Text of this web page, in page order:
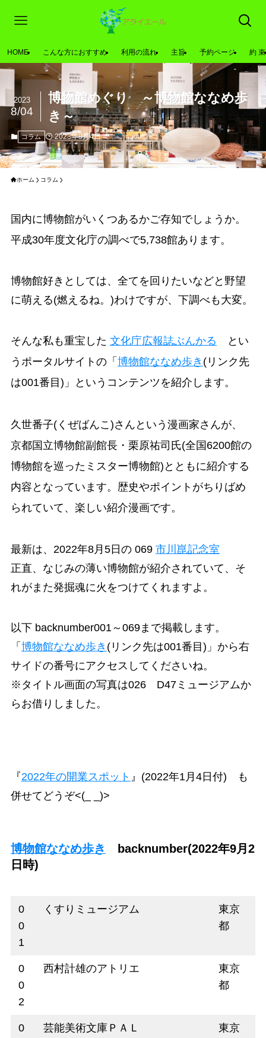
HOME こんな方におすすめ 利用の流れ 主旨 予約ページ 約 束
博物館めぐり ～博物館ななめ歩
き～
2023
8/04
コラム 2023年8月4日
ホーム コラム
国内に博物館がいくつあるかご存知でしょうか。
平成30年度文化庁の調べで5,738館あります。
博物館好きとしては、全てを回りたいなどと野望
に萌える(燃えるね。)わけですが、下調べも大変。
そんな私も重宝した 文化庁広報誌ぶんかる とい
うポータルサイトの「 博物館ななめ歩き (リンク先
は001番目)」というコンテンツを紹介します。
久世番子(くぜばんこ)さんという漫画家さんが、
京都国立博物館副館長・栗原祐司氏(全国6200館の
博物館を巡ったミスター博物館)とともに紹介する
内容となっています。歴史やポイントがちりばめ
られていて、楽しい紹介漫画です。
最新は、2022年8月5日の 069 市川崑記念室
正直、なじみの薄い博物館が紹介されていて、そ
れがまた発掘魂に火をつけてくれますよ。
以下 backnumber001～069まで掲載します。
「 博物館ななめ歩き (リンク先は001番目)」から右
サイドの番号にアクセスしてくださいね。
※タイトル画面の写真は026 D47ミュージアムか
らお借りしました。
『2022年の開業スポット 』(2022年1月4日付) も
併せてどうぞ<(_ _)>
博物館ななめ歩き
backnumber(2022年9月2
日時)
0
0
1
くすりミュージアム
東京
都
0
0
2
西村計雄のアトリエ
東京
都
0
芸能美術文庫ＰＡＬ
東京